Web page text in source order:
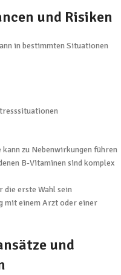
und Risiken
in bestimmten Situationen
zu Nebenwirkungen führen
B-Vitaminen sind komplex
die erste Wahl sein
mit einem Arzt oder einer
und